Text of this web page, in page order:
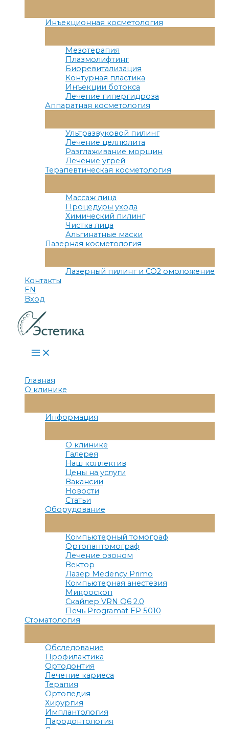
Меню
Инъекционная косметология
Меню
Мезотерапия
Плазмолифтинг
Биоревитализация
Контурная пластика
Инъекции ботокса
Лечение гипергидроза
Аппаратная косметология
Меню
Ультразвуковой пилинг
Лечение целлюлита
Разглаживание морщин
Лечение угрей
Терапевтическая косметология
Меню
Массаж лица
Процедуры ухода
Химический пилинг
Чистка лица
Альгинатные маски
Лазерная косметология
Меню
Лазерный пилинг и СО2 омоложение
Контакты
EN
Вход
Main
Menu
Главная
О клинике
Меню
Информация
Меню
О клинике
Галерея
Наш коллектив
Цены на услуги
Вакансии
Новости
Статьи
Оборудование
Меню
Компьютерный томограф
Ортопантомограф
Лечение озоном
Вектор
Лазер Medency Primo
Компьютерная анестезия
Микроскоп
Скайлер VRN Q6 2.0
Печь Programat EP 5010
Стоматология
Меню
Обследование
Профилактика
Ортодонтия
Лечение кариеса
Терапия
Ортопедия
Хирургия
Имплантология
Пародонтология